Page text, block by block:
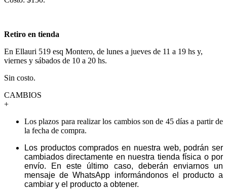
Retiro en tienda
En Ellauri 519 esq Montero, de lunes a jueves de 11 a 19 hs y,
viernes y sábados de 10 a 20 hs.
Sin costo.
CAMBIOS
+
Los plazos para realizar los cambios son de 45 días a partir de
la fecha de compra.
Los productos comprados en nuestra web, podrán ser
cambiados directamente en nuestra tienda física o por
envío. En este último caso, deberán enviarnos un
mensaje de WhatsApp informándonos el producto a
cambiar y el producto a obtener.